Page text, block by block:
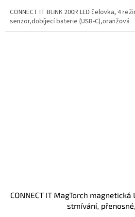
CONNECT IT BLINK 200R LED čelovka, 4
senzor,dobíjecí baterie (USB-C),oranžová
CONNECT IT MagTorch
stmívání,